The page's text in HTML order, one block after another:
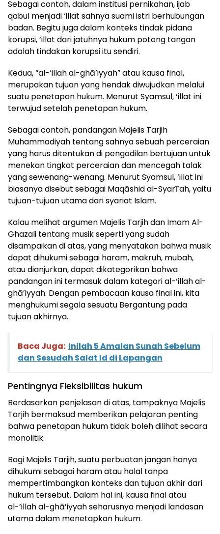
Sebagai contoh, dalam institusi pernikahan, ijab
qabul menjadi ‘illat sahnya suami istri berhubungan
badan. Begitu juga dalam konteks tindak pidana
korupsi, ‘illat dari jatuhnya hukum potong tangan
adalah tindakan korupsi itu sendiri.
Kedua, “al-‘illah al-ghā’iyyah” atau kausa final,
merupakan tujuan yang hendak diwujudkan melalui
suatu penetapan hukum. Menurut Syamsul, ‘illat ini
terwujud setelah penetapan hukum.
Sebagai contoh, pandangan Majelis Tarjih
Muhammadiyah tentang sahnya sebuah perceraian
yang harus ditentukan di pengadilan bertujuan untuk
menekan tingkat perceraian dan mencegah talak
yang sewenang-wenang. Menurut Syamsul, ‘illat ini
biasanya disebut sebagai Maqāshid al-Syarī’ah, yaitu
tujuan-tujuan utama dari syariat Islam.
Kalau melihat argumen Majelis Tarjih dan Imam Al-
Ghazali tentang musik seperti yang sudah
disampaikan di atas, yang menyatakan bahwa musik
dapat dihukumi sebagai haram, makruh, mubah,
atau dianjurkan, dapat dikategorikan bahwa
pandangan ini termasuk dalam kategori al-‘illah al-
ghā’iyyah. Dengan pembacaan kausa final ini, kita
menghukumi segala sesuatu Bergantung pada
tujuan akhirnya.
Baca Juga: Inilah 5 Amalan Sunah Sebelum
dan Sesudah Salat Id di Lapangan
Pentingnya Fleksibilitas hukum
Berdasarkan penjelasan di atas, tampaknya Majelis
Tarjih bermaksud memberikan pelajaran penting
bahwa penetapan hukum tidak boleh dilihat secara
monolitik.
Bagi Majelis Tarjih, suatu perbuatan jangan hanya
dihukumi sebagai haram atau halal tanpa
mempertimbangkan konteks dan tujuan akhir dari
hukum tersebut. Dalam hal ini, kausa final atau
al-‘illah al-ghā’iyyah seharusnya menjadi landasan
utama dalam menetapkan hukum.